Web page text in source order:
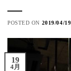
POSTED ON 2019/04/19
19
4月